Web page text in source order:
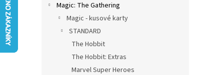
Magic: The Gathering
Magic - kusové karty
STANDARD
The Hobbit
The Hobbit: Extras
Marvel Super Heroes